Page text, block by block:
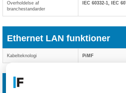
Overholdelse af
branchestandarder
IEC 60332-1, IEC
Ethernet LAN funktioner
Kabelteknologi PiMF
Andre funktioner